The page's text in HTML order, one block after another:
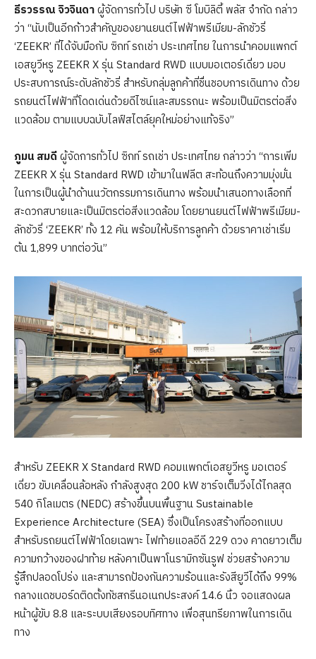
ธีรวรรณ จิวจินดาผู้จัดการทั่วไป บริษัท ซี โมบิลิตี้ พลัส จำกัด กล่าว
ว่า “นับเป็นอีกก้าวสำคัญของยานยนต์ไฟฟ้าพรีเมียม-ลักชัวรี่
‘ZEEKR’ ที่ได้จับมือกับ ซิกท์ รถเช่า ประเทศไทย ในการนำคอมแพกต์
เอสยูวีหรู ZEEKR X รุ่น Standard RWD แบบมอเตอร์เดี่ยว มอบ
ประสบการณ์ระดับลักชัวรี่ สำหรับกลุ่มลูกค้าที่ชื่นชอบการเดินทาง ด้วย
รถยนต์ไฟฟ้าที่โดดเด่นด้วยดีไซน์และสมรรถนะ พร้อมเป็นมิตรต่อสิ่ง
แวดล้อม ตามแบบฉบับไลฟ์สไตล์ยุคใหม่อย่างแท้จริง”
ภูมน สมดีผู้จัดการทั่วไป ซิกท์ รถเช่า ประเทศไทย กล่าวว่า “การเพิ่ม
ZEEKR X รุ่น Standard RWD เข้ามาในฟลีต สะท้อนถึงความมุ่งมั่น
ในการเป็นผู้นำด้านนวัตกรรมการเดินทาง พร้อมนำเสนอทางเลือกที่
สะดวกสบายและเป็นมิตรต่อสิ่งแวดล้อม โดยยานยนต์ไฟฟ้าพรีเมียม-
ลักชัวรี่ ‘ZEEKR’ ทั้ง 12 คัน พร้อมให้บริการลูกค้า ด้วยราคาเช่าเริ่ม
ต้น 1,899 บาทต่อวัน”
สำหรับ ZEEKR X Standard RWD คอมแพกต์เอสยูวีหรู มอเตอร์
เดี่ยว ขับเคลื่อนล้อหลัง กำลังสูงสุด 200 kW ชาร์จเต็มวิ่งได้ไกลสุด
540 กิโลเมตร (NEDC) สร้างขึ้นบนพื้นฐาน Sustainable
Experience Architecture (SEA) ซึ่งเป็นโครงสร้างที่ออกแบบ
สำหรับรถยนต์ไฟฟ้าโดยเฉพาะ ไฟท้ายแอลอีดี 229 ดวง คาดยาวเต็ม
ความกว้างของฝาท้าย หลังคาเป็นพาโนรามิกซันรูฟ ช่วยสร้างความ
รู้สึกปลอดโปร่ง และสามารถป้องกันความร้อนและรังสียูวีได้ถึง 99%
กลางแดชบอร์ดติดตั้งทัชสกรีนอเนกประสงค์ 14.6 นิ้ว จอแสดงผล
หน้าผู้ขับ 8.8 และระบบเสียงรอบทิศทาง เพื่อสุนทรียภาพในการเดิน
ทาง